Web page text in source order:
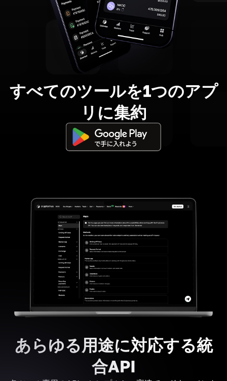
すべてのツールを1つのアプ
リに集約
あらゆる用途に対応する統
合API